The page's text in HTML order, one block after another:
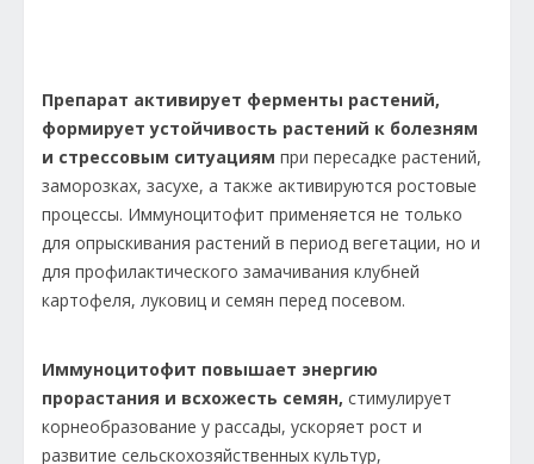
Препарат активирует ферменты растений,
формирует устойчивость растений к болезням
и стрессовым ситуациям при пересадке растений,
заморозках, засухе, а также активируются ростовые
процессы. Иммуноцитофит применяется не только
для опрыскивания растений в период вегетации, но и
для профилактического замачивания клубней
картофеля, луковиц и семян перед посевом.
Иммуноцитофит повышает энергию
прорастания и всхожесть семян, стимулирует
корнеобразование у рассады, ускоряет рост и
развитие сельскохозяйственных культур,